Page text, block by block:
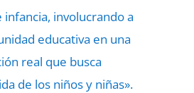
infancia, involucrando a
educativa en una
real que busca
de los niños y niñas».